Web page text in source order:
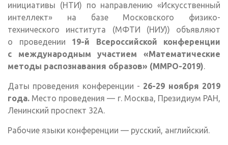
инициативы (НТИ) по направлению «Искусственный
интеллект» на базе Московского физико-
технического института (МФТИ (НИУ)) объявляют
о проведении 19-й Всероссийской конференции
с международным участием «Математические
методы распознавания образов» (ММРО-2019).
Даты проведения конференции - 26-29 ноября 2019
года. Место проведения — г. Москва, Президиум РАН,
Ленинский проспект 32А.
Рабочие языки конференции — русский, английский.